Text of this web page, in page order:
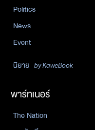
Politics
News
Event
นิยาย by KaweBook
พาร์ทเนอร์
The Nation